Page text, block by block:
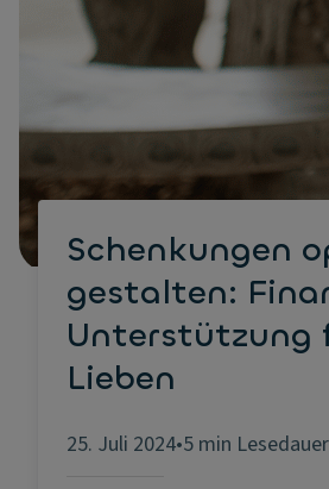
Schenkungen
gestalten:
Unterstützung
Lieben
25. Juli 2024•5 min Lesedauer